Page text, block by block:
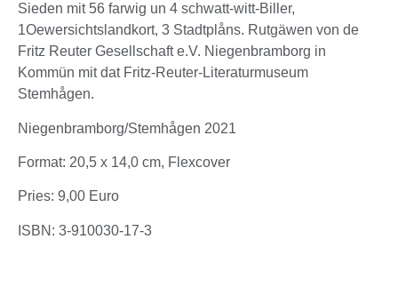
Sieden mit 56 farwig un 4 schwatt-witt-Biller,
1Oewersichtslandkort, 3 Stadtplåns. Rutgäwen von de
Fritz Reuter Gesellschaft e.V. Niegenbramborg in
Kommün mit dat Fritz-Reuter-Literaturmuseum
Stemhågen.
Niegenbramborg/Stemhågen 2021
Format: 20,5 x 14,0 cm, Flexcover
Pries: 9,00 Euro
ISBN: 3-910030-17-3